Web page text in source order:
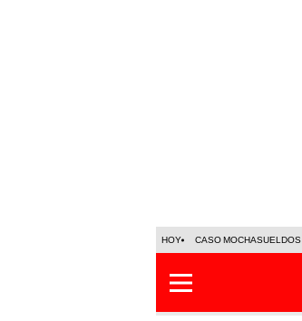
HOY CASO MOCHASUELDOS